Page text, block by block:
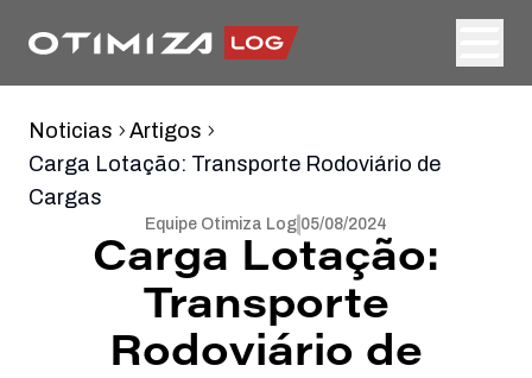
Noticias
Artigos
Carga Lotação: Transporte Rodoviário de
Cargas
Equipe Otimiza Log 05/08/2024
Carga Lotação:
Transporte
Rodoviário de